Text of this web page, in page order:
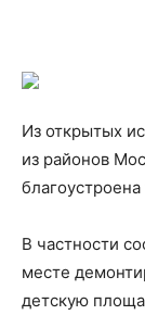
Из открытых
из районов
В частности
месте
детскую